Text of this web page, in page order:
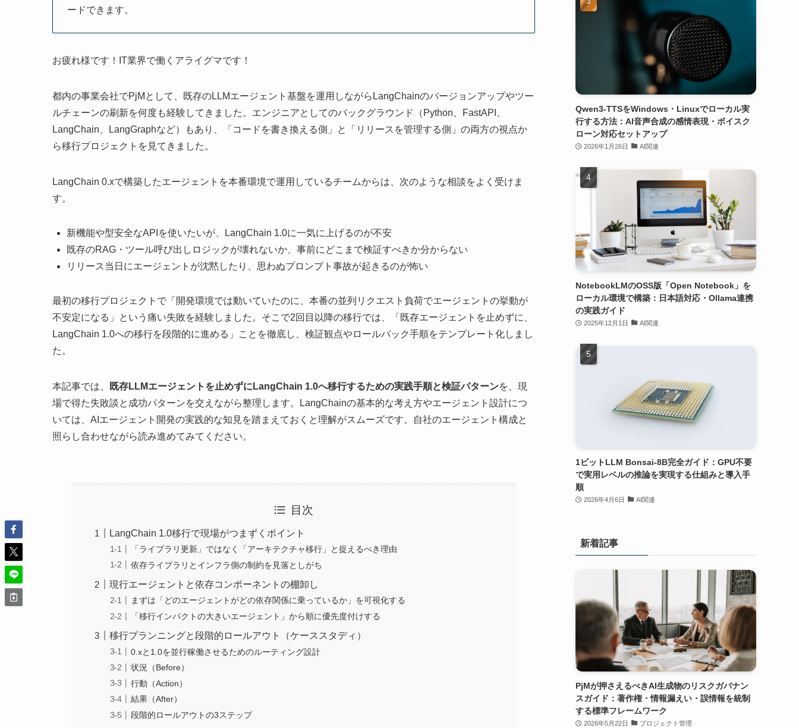
ードできます。
お疲れ様です！IT業界で働くアライグマです！
都内の事業会社でPjMとして、既存のLLMエージェント基盤を運用しながらLangChainのバージョンアップやツー
ルチェーンの刷新を何度も経験してきました。エンジニアとしてのバックグラウンド（Python、FastAPI、
LangChain、LangGraphなど）もあり、「コードを書き換える側」と「リリースを管理する側」の両方の視点か
ら移行プロジェクトを見てきました。
LangChain 0.xで構築したエージェントを本番環境で運用しているチームからは、次のような相談をよく受けま
す。
新機能や型安全なAPIを使いたいが、LangChain 1.0に一気に上げるのが不安
既存のRAG・ツール呼び出しロジックが壊れないか、事前にどこまで検証すべきか分からない
リリース当日にエージェントが沈黙したり、思わぬプロンプト事故が起きるのが怖い
最初の移行プロジェクトで「開発環境では動いていたのに、本番の並列リクエスト負荷でエージェントの挙動が
不安定になる」という痛い失敗を経験しました。そこで2回目以降の移行では、「既存エージェントを止めずに、
LangChain 1.0への移行を段階的に進める」ことを徹底し、検証観点やロールバック手順をテンプレート化しまし
た。
本記事では、 既存LLMエージェントを止めずにLangChain 1.0へ移行するための実践手順と検証パターンを、現
場で得た失敗談と成功パターンを交えながら整理します。LangChainの基本的な考え方やエージェント設計につ
いては、AIエージェント開発の実践的な知見を踏まえておくと理解がスムーズです。自社のエージェント構成と
照らし合わせながら読み進めてみてください。
目次
LangChain 1.0移行で現場がつまずくポイント
「ライブラリ更新」ではなく「アーキテクチャ移行」と捉えるべき理由
依存ライブラリとインフラ側の制約を見落としがち
現行エージェントと依存コンポーネントの棚卸し
まずは「どのエージェントがどの依存関係に乗っているか」を可視化する
「移行インパクトの大きいエージェント」から順に優先度付けする
移行プランニングと段階的ロールアウト（ケーススタディ）
0.xと1.0を並行稼働させるためのルーティング設計
状況（Before）
行動（Action）
結果（After）
段階的ロールアウトの3ステップ
Qwen3-TTSをWindows・Linuxでローカル実
行する方法：AI音声合成の感情表現・ボイスク
ローン対応セットアップ
2026年1月26日 AI関連
NotebookLMのOSS版「Open Notebook」を
ローカル環境で構築：日本語対応・Ollama連携
の実践ガイド
2025年12月1日 AI関連
1ビットLLM Bonsai-8B完全ガイド：GPU不要
で実用レベルの推論を実現する仕組みと導入手
順
2026年4月6日 AI関連
新着記事
PjMが押さえるべきAI生成物のリスクガバナン
スガイド：著作権・情報漏えい・誤情報を統制
する標準フレームワーク
2026年5月22日 プロジェクト管理